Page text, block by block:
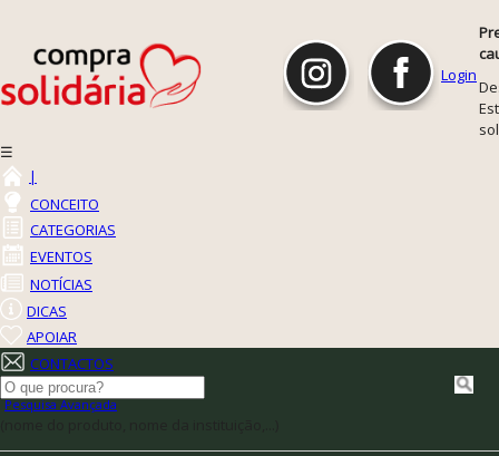
Login
☰
|
CONCEITO
CATEGORIAS
EVENTOS
NOTÍCIAS
DICAS
APOIAR
CONTACTOS
Pesquisa Avançada